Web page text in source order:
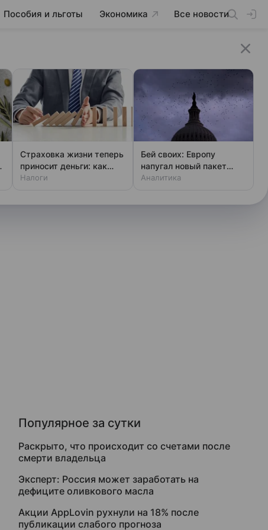
Пособия и льготы Экономика Все новости
Популярное за сутки
Раскрыто, что происходит со счетами после
смерти владельца
Эксперт: Россия может заработать на
дефиците оливкового масла
Акции AppLovin рухнули на 18% после
публикации слабого прогноза
Страховка жизни теперь
приносит деньги: как
получить вычет
Налоги
Бей своих: Европу
напугал новый пакет
«адских санкций» США
Аналитика